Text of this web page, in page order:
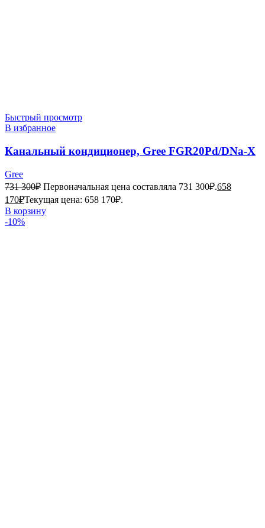
Быстрый просмотр
В избранное
Канальный кондиционер, Gree FGR20Pd/DNa-X
Gree
731 300₽ Первоначальная цена составляла 731 300₽.658
170₽Текущая цена: 658 170₽.
В корзину
-10%